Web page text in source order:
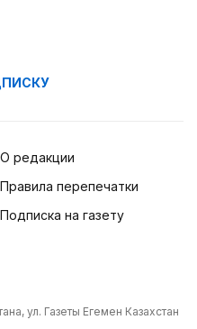
О редакции
Правила перепечатки
Подписка на газету
ул. Газеты Егемен Казахстан